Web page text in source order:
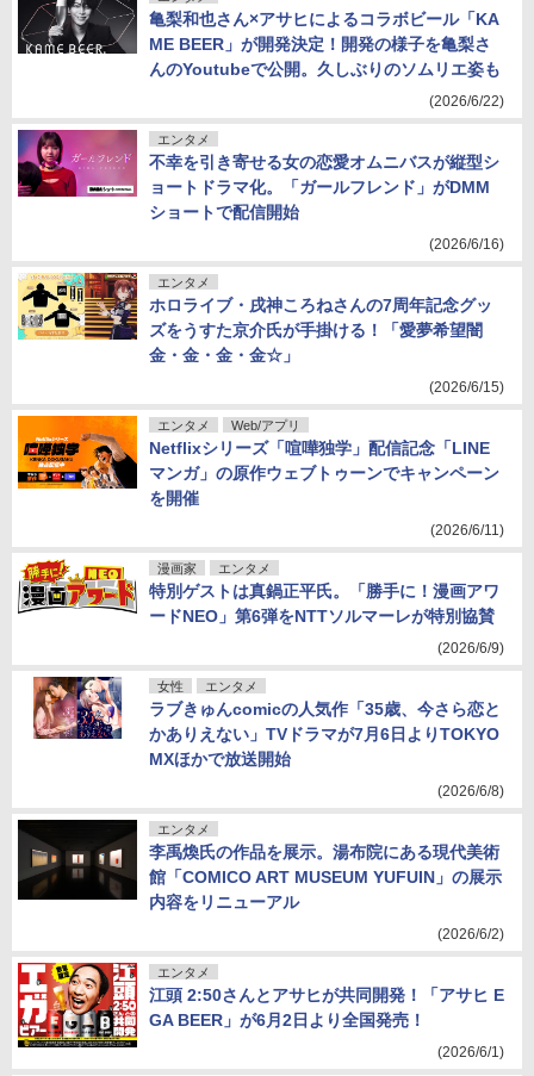
亀梨和也さん×アサヒによるコラボビール「KA
ME BEER」が開発決定！開発の様子を亀梨さ
んのYoutubeで公開。久しぶりのソムリエ姿も
(2026/6/22)
エンタメ
不幸を引き寄せる女の恋愛オムニバスが縦型シ
ョートドラマ化。「ガールフレンド」がDMM
ショートで配信開始
(2026/6/16)
エンタメ
ホロライブ・戌神ころねさんの7周年記念グッ
ズをうすた京介氏が手掛ける！「愛夢希望闇
金・金・金・金☆」
(2026/6/15)
エンタメ Web/アプリ
Netflixシリーズ「喧嘩独学」配信記念「LINE
マンガ」の原作ウェブトゥーンでキャンペーン
を開催
(2026/6/11)
漫画家 エンタメ
特別ゲストは真鍋正平氏。「勝手に！漫画アワ
ードNEO」第6弾をNTTソルマーレが特別協賛
(2026/6/9)
女性 エンタメ
ラブきゅんcomicの人気作「35歳、今さら恋と
かありえない」TVドラマが7月6日よりTOKYO
MXほかで放送開始
(2026/6/8)
エンタメ
李禹煥氏の作品を展示。湯布院にある現代美術
館「COMICO ART MUSEUM YUFUIN」の展示
内容をリニューアル
(2026/6/2)
エンタメ
江頭 2:50さんとアサヒが共同開発！「アサヒ E
GA BEER」が6月2日より全国発売！
(2026/6/1)